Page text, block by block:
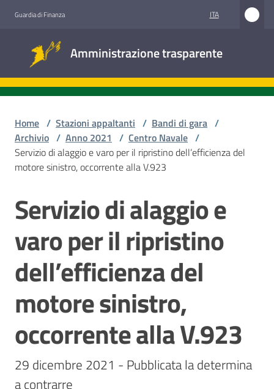
Guardia di Finanza ITA
Amministrazione trasparente
trasparente
Accesso
Stazioni
appaltanti
Contatti
Home / Stazioni appaltanti / Bandi di gara /
Archivio / Anno 2021 / Centro Navale /
Servizio di alaggio e varo per il ripristino dell’efficienza del
motore sinistro, occorrente alla V.923
Salta al contenuto
Servizio di alaggio e
varo per il ripristino
dell’efficienza del
motore sinistro,
occorrente alla V.923
29 dicembre 2021 - Pubblicata la determina